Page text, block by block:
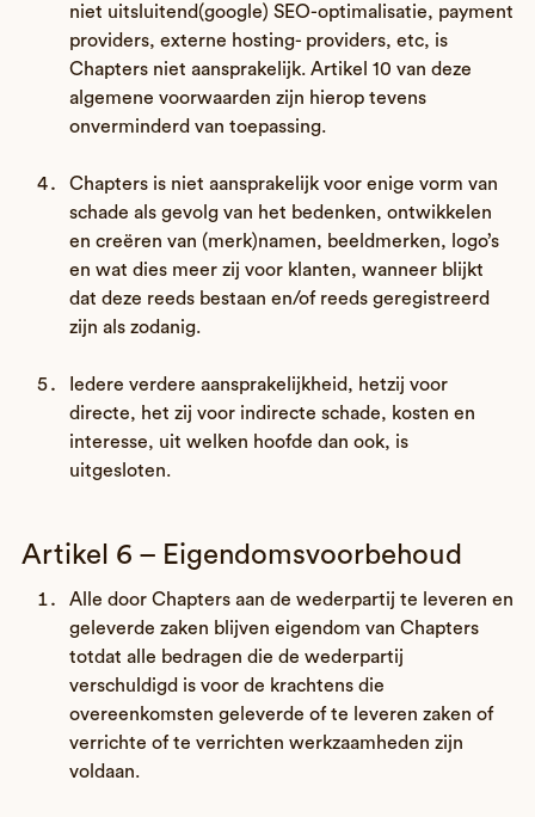
niet uitsluitend(google) SEO-optimalisatie, payment
providers, externe hosting- providers, etc, is
Chapters niet aansprakelijk. Artikel 10 van deze
algemene voorwaarden zijn hierop tevens
onverminderd van toepassing.
Chapters is niet aansprakelijk voor enige vorm van
schade als gevolg van het bedenken, ontwikkelen
en creëren van (merk)namen, beeldmerken, logo’s
en wat dies meer zij voor klanten, wanneer blijkt
dat deze reeds bestaan en/of reeds geregistreerd
zijn als zodanig.
Iedere verdere aansprakelijkheid, hetzij voor
directe, het zij voor indirecte schade, kosten en
interesse, uit welken hoofde dan ook, is
uitgesloten.
Artikel 6 – Eigendomsvoorbehoud
Alle door Chapters aan de wederpartij te leveren en
geleverde zaken blijven eigendom van Chapters
totdat alle bedragen die de wederpartij
verschuldigd is voor de krachtens die
overeenkomsten geleverde of te leveren zaken of
verrichte of te verrichten werkzaamheden zijn
voldaan.